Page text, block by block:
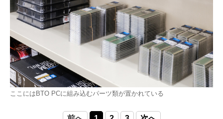
ここにはBTO PCに組み込むパーツ類が置かれている